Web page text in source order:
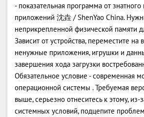
- показательная программа от
приложений 沈垚 / ShenYao China.
неприкрепленной физической памяти
Зависит от устройства, переместите
ненужные приложения, игрушки и
завершения хода загрузки
Обязательное условие - современная
операционной системы . Требуемая
выше, серьезно отнеситесь к этому,
системных условий, подцепите